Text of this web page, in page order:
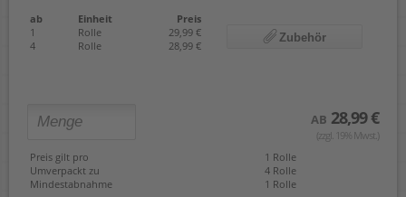
ab Einheit
Preis
1
Rolle
29,99 €
4
Rolle 28,99 €
Zubehör
AB 28,99 €
(zzgl. 19% Mwst.)
Preis gilt pro
1 Rolle
Umverpackt zu
4 Rolle
Mindestabnahme
1 Rolle